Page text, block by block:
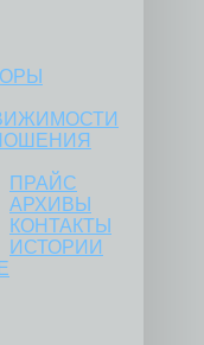
ПРАЙС
АРХИВЫ
КОНТАКТЫ
ИСТОРИИ